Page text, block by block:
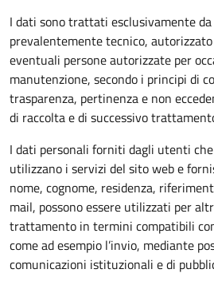
I dati sono trattati esclusivamente da
prevalentemente tecnico,
eventuali persone autorizzate per
manutenzione, secondo i principi di
trasparenza, pertinenza e non
di raccolta e di successivo
I dati personali forniti dagli utenti
utilizzano i servizi del sito web e
nome, cognome, residenza,
mail, possono essere utilizzati per
trattamento in termini compatibili
come ad esempio l’invio, mediante
comunicazioni istituzionali e di